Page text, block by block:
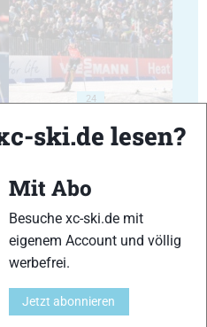
24
26
ski.de lesen?
Mit Abo
Besuche xc-ski.de mit
eigenem Account und völlig
werbefrei.
Jetzt abonnieren